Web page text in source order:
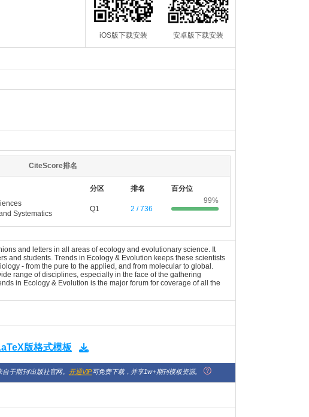
iOS版下载安装 安卓版下载安装
CiteScore排名
分区 排名
百分位
Systematics
Q1 2 / 736
99%
and letters in all areas of ecology and evolutionary science. It
and students. Trends in Ecology & Evolution keeps these scientists
- from the pure to the applied, and from molecular to global.
range of disciplines, especially in the face of the gathering
in Ecology & Evolution is the major forum for coverage of all the
版格式模板
自于期刊/出版社官网。 开通VIP可免费下载，并享1w+期刊模板资源。